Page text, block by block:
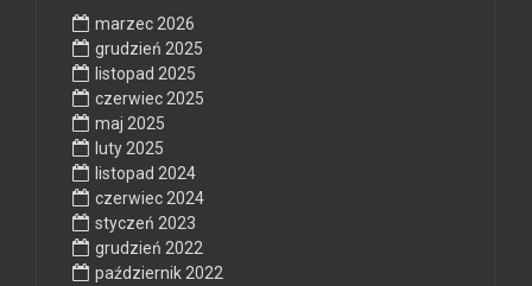
marzec 2026
grudzień 2025
listopad 2025
czerwiec 2025
maj 2025
luty 2025
listopad 2024
czerwiec 2024
styczeń 2023
grudzień 2022
październik 2022